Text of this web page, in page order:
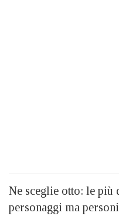
Ne sceglie otto: le più
personaggi ma